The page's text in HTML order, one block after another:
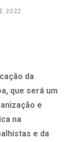
2022
da
que será um
e
na
e da